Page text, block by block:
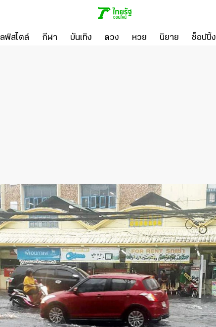
ลฟ์สไตล์ กีฬา บันเทิง ดวง หวย นิยาย ช็อปปิ้ง